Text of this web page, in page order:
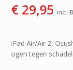
€29,95 incl.
iPad Air/Air 2,
ogen tegen